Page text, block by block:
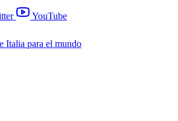
YouTube
Italia para el mundo